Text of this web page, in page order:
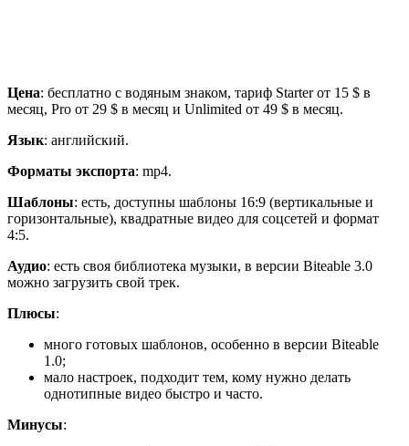
Цена: бесплатно с водяным знаком, тариф Starter от 15 $ в
месяц, Pro от 29 $ в месяц и Unlimited от 49 $ в месяц.
Язык: английский.
Форматы экспорта: mp4.
Шаблоны: есть, доступны шаблоны 16:9 (вертикальные и
горизонтальные), квадратные видео для соцсетей и формат
4:5.
Аудио: есть своя библиотека музыки, в версии Biteable 3.0
можно загрузить свой трек.
Плюсы:
много готовых шаблонов, особенно в версии Biteable
1.0;
мало настроек, подходит тем, кому нужно делать
однотипные видео быстро и часто.
Минусы: